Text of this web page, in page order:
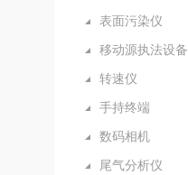
表面污染仪
移动源执法设备
转速仪
手持终端
数码相机
尾气分析仪